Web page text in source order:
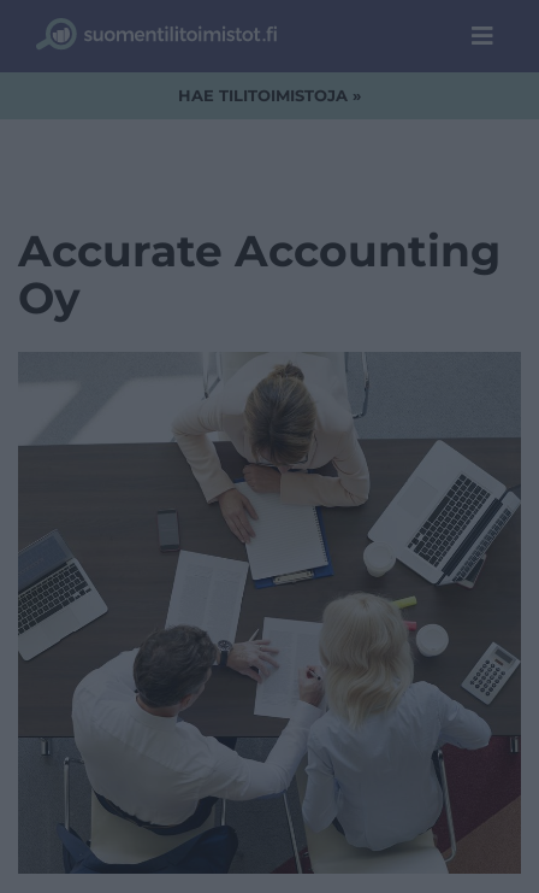
HAE TILITOIMISTOJA »
Accurate Accounting
Oy